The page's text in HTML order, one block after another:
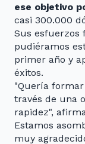
ese objetivo
casi 300.000
Sus esfuerzos
pudiéramos
primer año y
éxitos.
"Quería
través de una
rapidez",
Estamos
muy